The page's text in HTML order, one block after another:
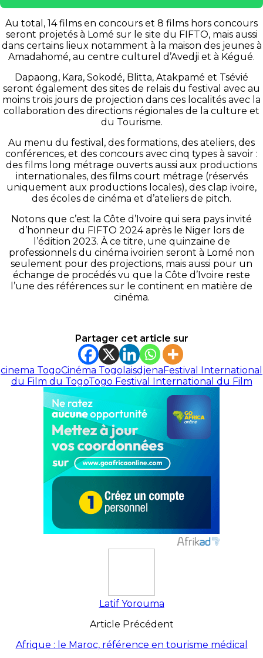
Au total, 14 films en concours et 8 films hors concours
seront projetés à Lomé sur le site du FIFTO, mais aussi
dans certains lieux notamment à la maison des jeunes à
Amadahomé, au centre culturel d’Avedji et à Kégué.
Dapaong, Kara, Sokodé, Blitta, Atakpamé et Tsévié
seront également des sites de relais du festival avec au
moins trois jours de projection dans ces localités avec la
collaboration des directions régionales de la culture et
du Tourisme.
Au menu du festival, des formations, des ateliers, des
conférences, et des concours avec cinq types à savoir :
des films long métrage ouverts aussi aux productions
internationales, des films court métrage (réservés
uniquement aux productions locales), des clap ivoire,
des écoles de cinéma et d’ateliers de pitch.
Notons que c’est la Côte d’Ivoire qui sera pays invité
d’honneur du FIFTO 2024 après le Niger lors de
l’édition 2023. À ce titre, une quinzaine de
professionnels du cinéma ivoirien seront à Lomé non
seulement pour des projections, mais aussi pour un
échange de procédés vu que la Côte d’Ivoire reste
l’une des références sur le continent en matière de
cinéma.
Partager cet article sur
cinema TogoCinéma TogolaisdjenaFestival International
du Film du TogoTogo Festival International du Film
Latif Yorouma
Article Précédent
Afrique : le Maroc, référence en tourisme médical